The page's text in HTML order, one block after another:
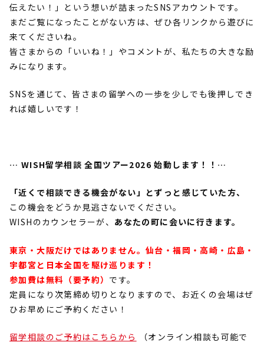
伝えたい！」という想いが詰まったSNS アカウントです。
まだご覧になったことがない方は、ぜひ各リンクから遊びに
来てくださいね。
皆さまからの「いいね！」やコメントが、私たちの大きな励
みになります。
SNSを通じて、皆さまの留学への一歩を少しでも後押しでき
れば嬉しいです！
… WISH留学相談 全国ツアー2026 始動します！！ …
「近くで相談できる機会がない」とずっと感じていた方、
この機会をどうか見逃さないでください。
WISHのカウンセラーが、 あなたの町に会いに行きます。
東京・大阪だけではありません。仙台・福岡・高崎・広島・
宇都宮と日本全国を駆け巡ります！
参加費は無料（要予約） です。
定員になり次第締め切りとなりますので、お近くの会場はぜ
ひお早めにご予約ください！
留学相談のご予約はこちらから
（オンライン相談も可能で